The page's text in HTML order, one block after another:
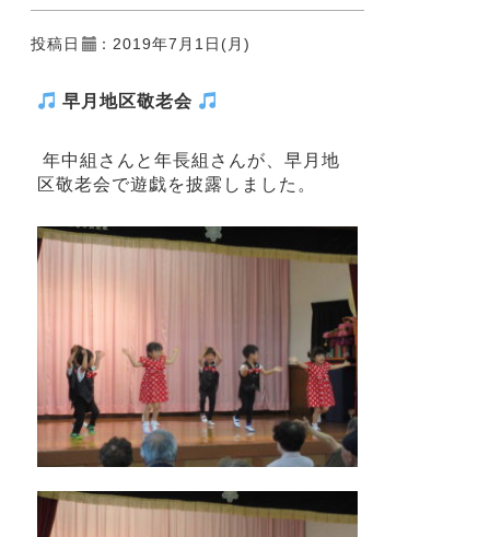
投稿日 ：2019年7月1日(月)
早月地区敬老会
年中組さんと年長組さんが、早月地
区敬老会で遊戯を披露しました。